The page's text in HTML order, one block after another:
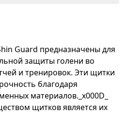
Guard предназначены для
защиты голени во
и тренировок. Эти щитки
благодаря
материалов._x000D_
щитков является их